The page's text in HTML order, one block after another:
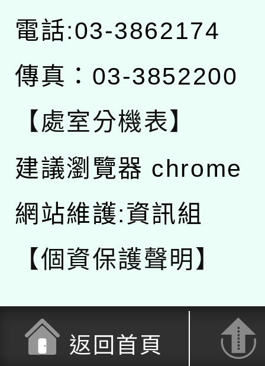
電話:03-3862174
傳真：03-3852200
【處室分機表】
建議瀏覽器 chrome
網站維護:資訊組
【個資保護聲明】
返回首頁